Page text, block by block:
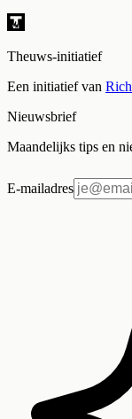
Theuws-initiatief
Een initiatief van
Nieuwsbrief
Maandelijks tips en
E-mailadres